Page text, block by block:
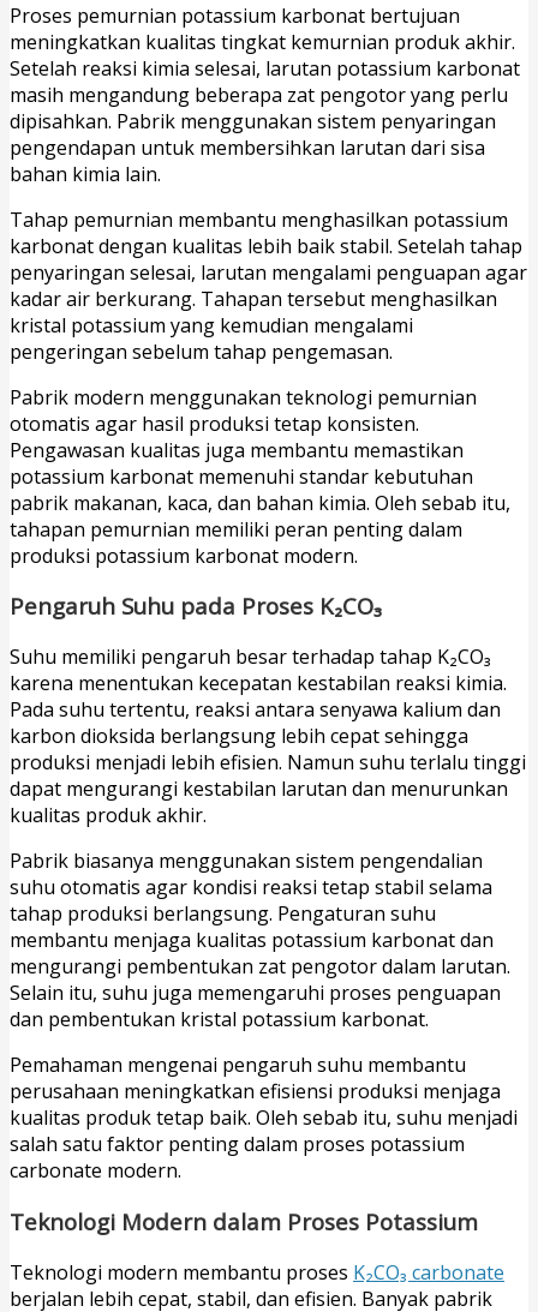
Proses pemurnian potassium karbonat bertujuan
meningkatkan kualitas tingkat kemurnian produk akhir.
Setelah reaksi kimia selesai, larutan potassium karbonat
masih mengandung beberapa zat pengotor yang perlu
dipisahkan. Pabrik menggunakan sistem penyaringan
pengendapan untuk membersihkan larutan dari sisa
bahan kimia lain.
Tahap pemurnian membantu menghasilkan potassium
karbonat dengan kualitas lebih baik stabil. Setelah tahap
penyaringan selesai, larutan mengalami penguapan agar
kadar air berkurang. Tahapan tersebut menghasilkan
kristal potassium yang kemudian mengalami
pengeringan sebelum tahap pengemasan.
Pabrik modern menggunakan teknologi pemurnian
otomatis agar hasil produksi tetap konsisten.
Pengawasan kualitas juga membantu memastikan
potassium karbonat memenuhi standar kebutuhan
pabrik makanan, kaca, dan bahan kimia. Oleh sebab itu,
tahapan pemurnian memiliki peran penting dalam
produksi potassium karbonat modern.
Pengaruh Suhu pada Proses K₂CO₃
Suhu memiliki pengaruh besar terhadap tahap K₂CO₃
karena menentukan kecepatan kestabilan reaksi kimia.
Pada suhu tertentu, reaksi antara senyawa kalium dan
karbon dioksida berlangsung lebih cepat sehingga
produksi menjadi lebih efisien. Namun suhu terlalu tinggi
dapat mengurangi kestabilan larutan dan menurunkan
kualitas produk akhir.
Pabrik biasanya menggunakan sistem pengendalian
suhu otomatis agar kondisi reaksi tetap stabil selama
tahap produksi berlangsung. Pengaturan suhu
membantu menjaga kualitas potassium karbonat dan
mengurangi pembentukan zat pengotor dalam larutan.
Selain itu, suhu juga memengaruhi proses penguapan
dan pembentukan kristal potassium karbonat.
Pemahaman mengenai pengaruh suhu membantu
perusahaan meningkatkan efisiensi produksi menjaga
kualitas produk tetap baik. Oleh sebab itu, suhu menjadi
salah satu faktor penting dalam proses potassium
carbonate modern.
Teknologi Modern dalam Proses Potassium
Teknologi modern membantu proses K₂CO₃ carbonate
berjalan lebih cepat, stabil, dan efisien. Banyak pabrik